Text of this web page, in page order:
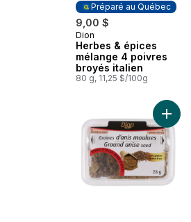
Préparé au Québec
9,00 $
Préparé au Québec
Dion
Herbes & épices
mélange 4 poivres
broyés italien
80 g, 11,25 $/100g